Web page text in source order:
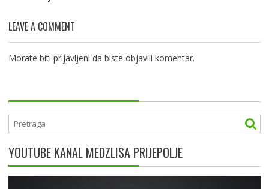
LEAVE A COMMENT
Morate biti prijavljeni da biste objavili komentar.
YOUTUBE KANAL MEDZLISA PRIJEPOLJE